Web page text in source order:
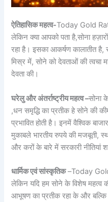
ऐतिहासिक महत्व-Today Gold
लेकिन क्या आपको पता है,सोना
रहा है। इसका आकर्षण कालातीत
मिस्र में, सोने को देवताओं की त्वचा
देवता की।
घरेलु और अंतर्राष्ट्रीय महत्व –सोना
,धन समृद्धि का प्रतीक हे सोने की
प्रभावित होती है। इनमें वैश्विक
मुकाबले भारतीय रुपये की मजबूती,
और करों के बारे में सरकारी नीतियां
धार्मिक एवं सांस्कृतिक–Today
लेकिन यदि हम सोने के विशेष महत्व
आभूषण का प्रतीक रहा के और